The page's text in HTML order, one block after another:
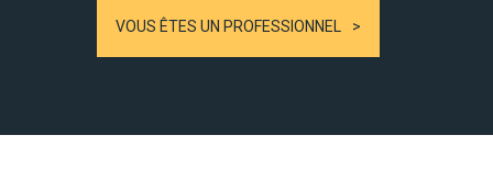
VOUS ÊTES UN PROFESSIONNEL